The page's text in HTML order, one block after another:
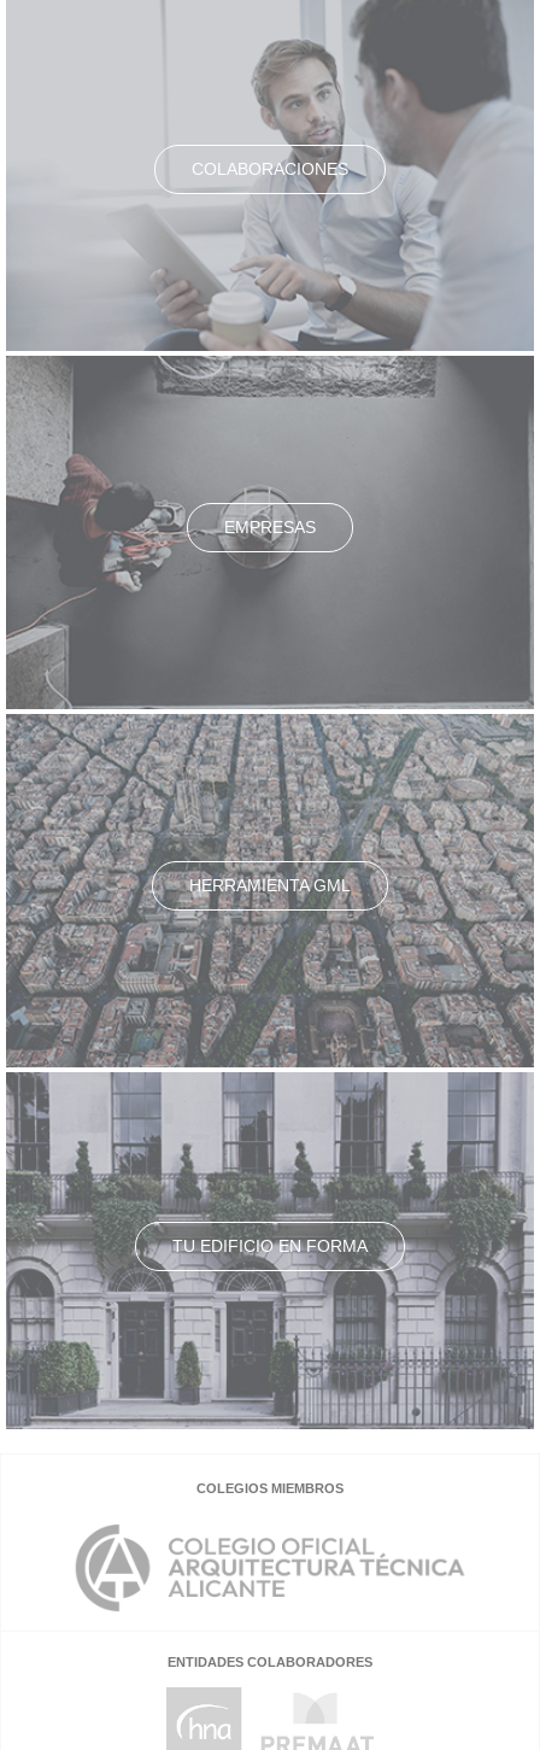
COLABORACIONES
EMPRESAS
HERRAMIENTA GML
TU EDIFICIO EN FORMA
COLEGIOS MIEMBROS
ENTIDADES COLABORADORES